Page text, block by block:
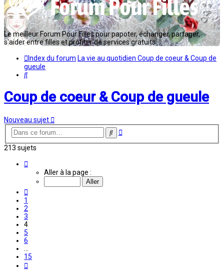
Le meilleur Forum Pour Filles pour papoter, échanger, partager,
s'aider entre filles et profiter de services gratuits...
Index du forum La vie au quotidien Coup de coeur & Coup de
gueule
Rechercher
Coup de coeur & Coup de gueule
Nouveau sujet
Rechercher
Recherche
213 sujets
Aller à la page :
1
2
3
4
5
6
15